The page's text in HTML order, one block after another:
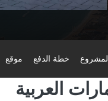
خطة الدفع موقع
العربية